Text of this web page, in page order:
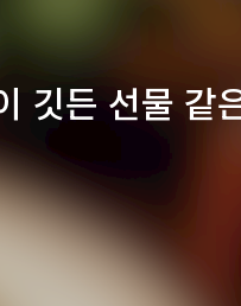
깃든 선물 같